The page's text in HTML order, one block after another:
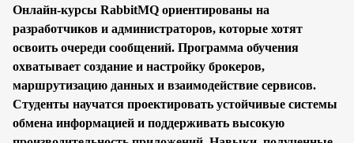
Онлайн-курсы RabbitMQ ориентированы на
разработчиков и администраторов, которые хотят
освоить очереди сообщений. Программа обучения
охватывает создание и настройку брокеров,
маршрутизацию данных и взаимодействие сервисов.
Студенты научатся проектировать устойчивые системы
обмена информацией и поддерживать высокую